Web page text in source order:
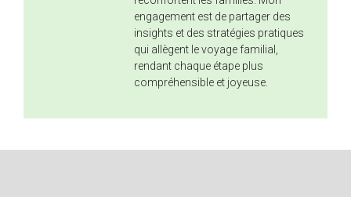
engagement est de partager des
insights et des stratégies pratiques
qui allègent le voyage familial,
rendant chaque étape plus
compréhensible et joyeuse.